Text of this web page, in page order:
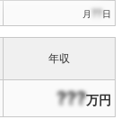
月 ??日
年収
???万円